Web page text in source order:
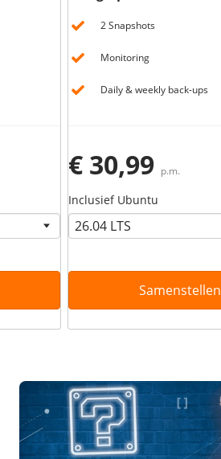
2 Snapshots
Monitoring
Daily & weekly back-ups
€ 30,99 p.m.
Inclusief Ubuntu
Samenstellen